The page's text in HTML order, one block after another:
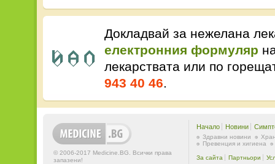
Докладвай за нежелана
електронния формуляр
лекарствата или по
943 40 46.
© 2006-2017 Medicine.BG. Всички права
запазени!
Начало Новини
Здравни новини
Превенция и хигиена
За сайта Партньори